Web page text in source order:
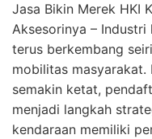
Jasa Bikin Merek HKI
Aksesorinya – Industri
terus berkembang
mobilitas masyarakat.
semakin ketat,
menjadi langkah
kendaraan memiliki